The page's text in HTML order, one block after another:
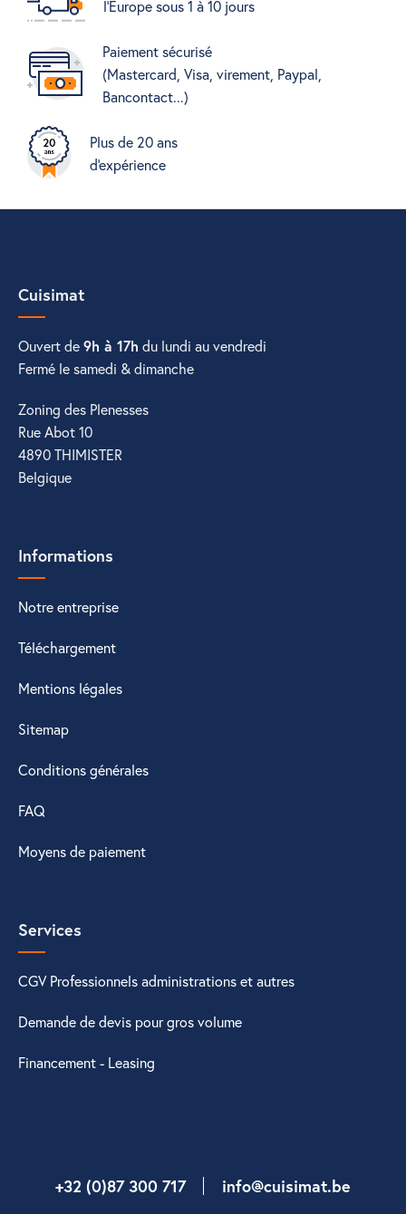
l'Europe sous 1 à 10 jours
Paiement sécurisé
(Mastercard, Visa, virement, Paypal,
Bancontact...)
Plus de 20 ans
d'expérience
Cuisimat
Ouvert de9h à 17h du lundi au vendredi
Fermé le samedi & dimanche
Zoning des Plenesses
Rue Abot 10
4890 THIMISTER
Belgique
Informations
Notre entreprise
Téléchargement
Mentions légales
Sitemap
Conditions générales
FAQ
Moyens de paiement
Services
CGV Professionnels administrations et autres
Demande de devis pour gros volume
Financement - Leasing
+32 (0)87 300 717 info@cuisimat.be